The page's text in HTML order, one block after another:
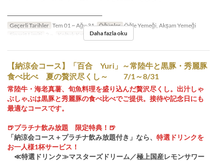
――――――――――――――
Geçerli Tarihler Tem 01 ~ Ağu 31 Öğünler Öğle Yemeği, Akşam Yemeği
Sipariş Limiti 2 ~ Koltuk Kategorisi 店内
Daha fazla oku
【納涼会コース】「百合 Yuri」～常陸牛と黒豚・秀麗豚
食べ比べ 夏の贅沢尽くし～ 7/1～8/31
常陸牛・海老真薯、旬魚料理を盛り込んだ贅沢尽くし。出汁しゃ
ぶしゃぶは黒豚と秀麗豚の食べ比べでご提供。接待や記念日にも
最適なコースです。
🍺プラチナ飲み放題 限定特典！🍺
「納涼会コース＋プラチナ飲み放題付き」なら、 特選ドリンクを
お一人様1杯サービス！
≪特選ドリンク≫マスターズドリーム／極上国産レモンサワー